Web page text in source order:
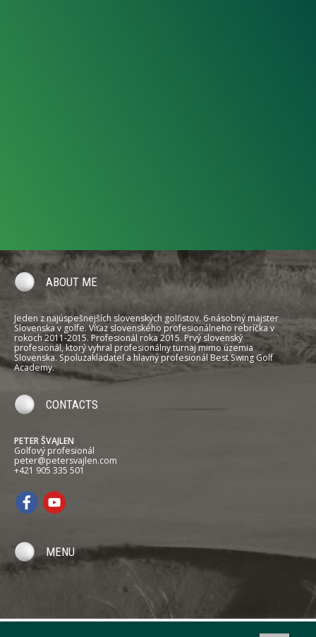
ABOUT ME
Jeden z najúspešnejších slovenských golfistov. 6-násobný majster
Slovenska v golfe. Víťaz slovenského profesionálneho rebríčka v
rokoch 2011-2015. Profesionál roka 2015. Prvý slovenský
profesionál, ktorý vyhral profesionálny turnaj mimo územia
Slovenska. Spoluzakladateľ a hlavný profesionál Best Swing Golf
Academy.
CONTACTS
PETER ŠVAJLEN
Golfový profesionál
peter@petersvajlen.com
+421 905 335 501
MENU